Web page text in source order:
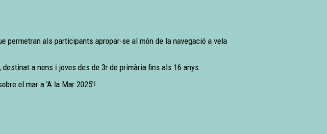
permetran als participants apropar-se al món de la navegació a vela
destinat a nens i joves des de 3r de primària fins als 16 anys.
el mar a ‘A la Mar 2025’!